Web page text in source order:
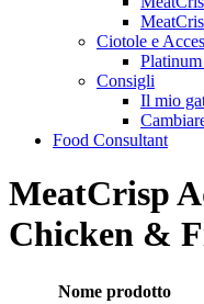
Ciotole e
Consigli
Il mio
Food Consultant
MeatCrisp
Chicken &
Nome prodotto